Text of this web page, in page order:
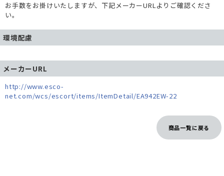
お手数をお掛けいたしますが、下記メーカーURLよりご確認くださ
い。
環境配慮
メーカーURL
http://www.esco-
net.com/wcs/escort/items/ItemDetail/EA942EW-22
商品一覧に戻る